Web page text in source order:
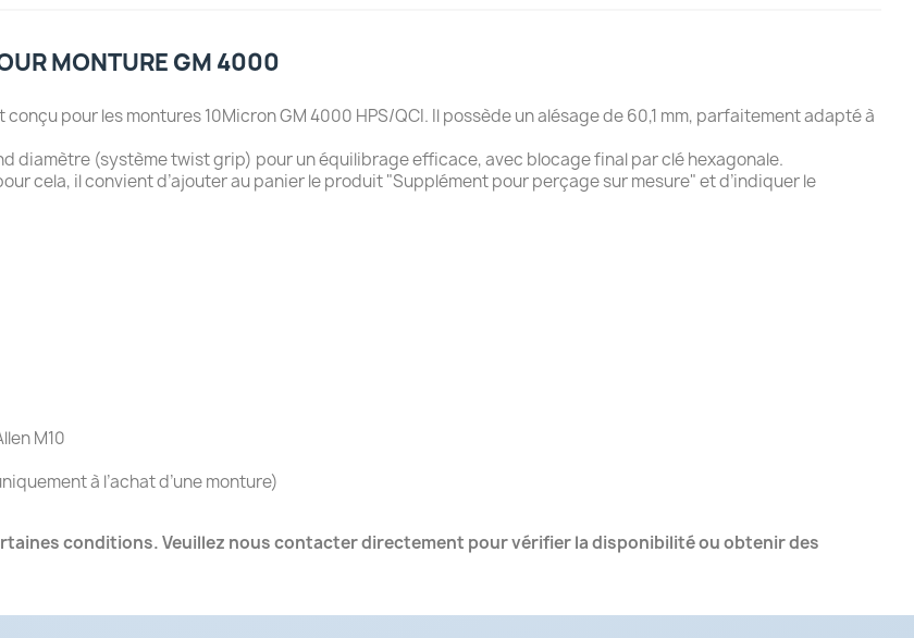
MONTURE GM 4000
pour les montures 10Micron GM 4000 HPS/QCI. Il possède un alésage de 60,1 mm, parfaitement adapté à
diamètre (système twist grip) pour un équilibrage efficace, avec blocage final par clé hexagonale.
cela, il convient d’ajouter au panier le produit "Supplément pour perçage sur mesure" et d’indiquer le
M10
à l’achat d’une monture)
conditions. Veuillez nous contacter directement pour vérifier la disponibilité ou obtenir des